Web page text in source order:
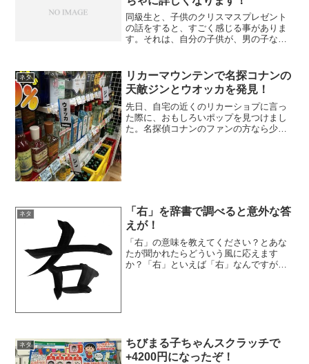
同級生と、子供のクリスマスプレゼント
の話をすると、すごく感じる事がありま
す。それは、自分の子供が、男の子なの
レゼントでよく聞くのは、仮面ライダー
かトッキュジャーのおもち...
ネタ
リカーマウンテンで名探コナンの
天敵ジンとウオッカを発見！
先日、自宅の近くのリカーショプに言っ
た際に、おもしろいポップを見つけまし
た。名探偵コナンのファンの方なら少し
ネタ
「右」を辞書で調べると意外な答
えが！
「右」の意味を教えてください？とあな
たが聞かれたらどういう風に応えます
か？「右」といえば「右」なんですが、
ネタ
ちびまる子ちゃんスクラッチで
+4200円になったぞ！